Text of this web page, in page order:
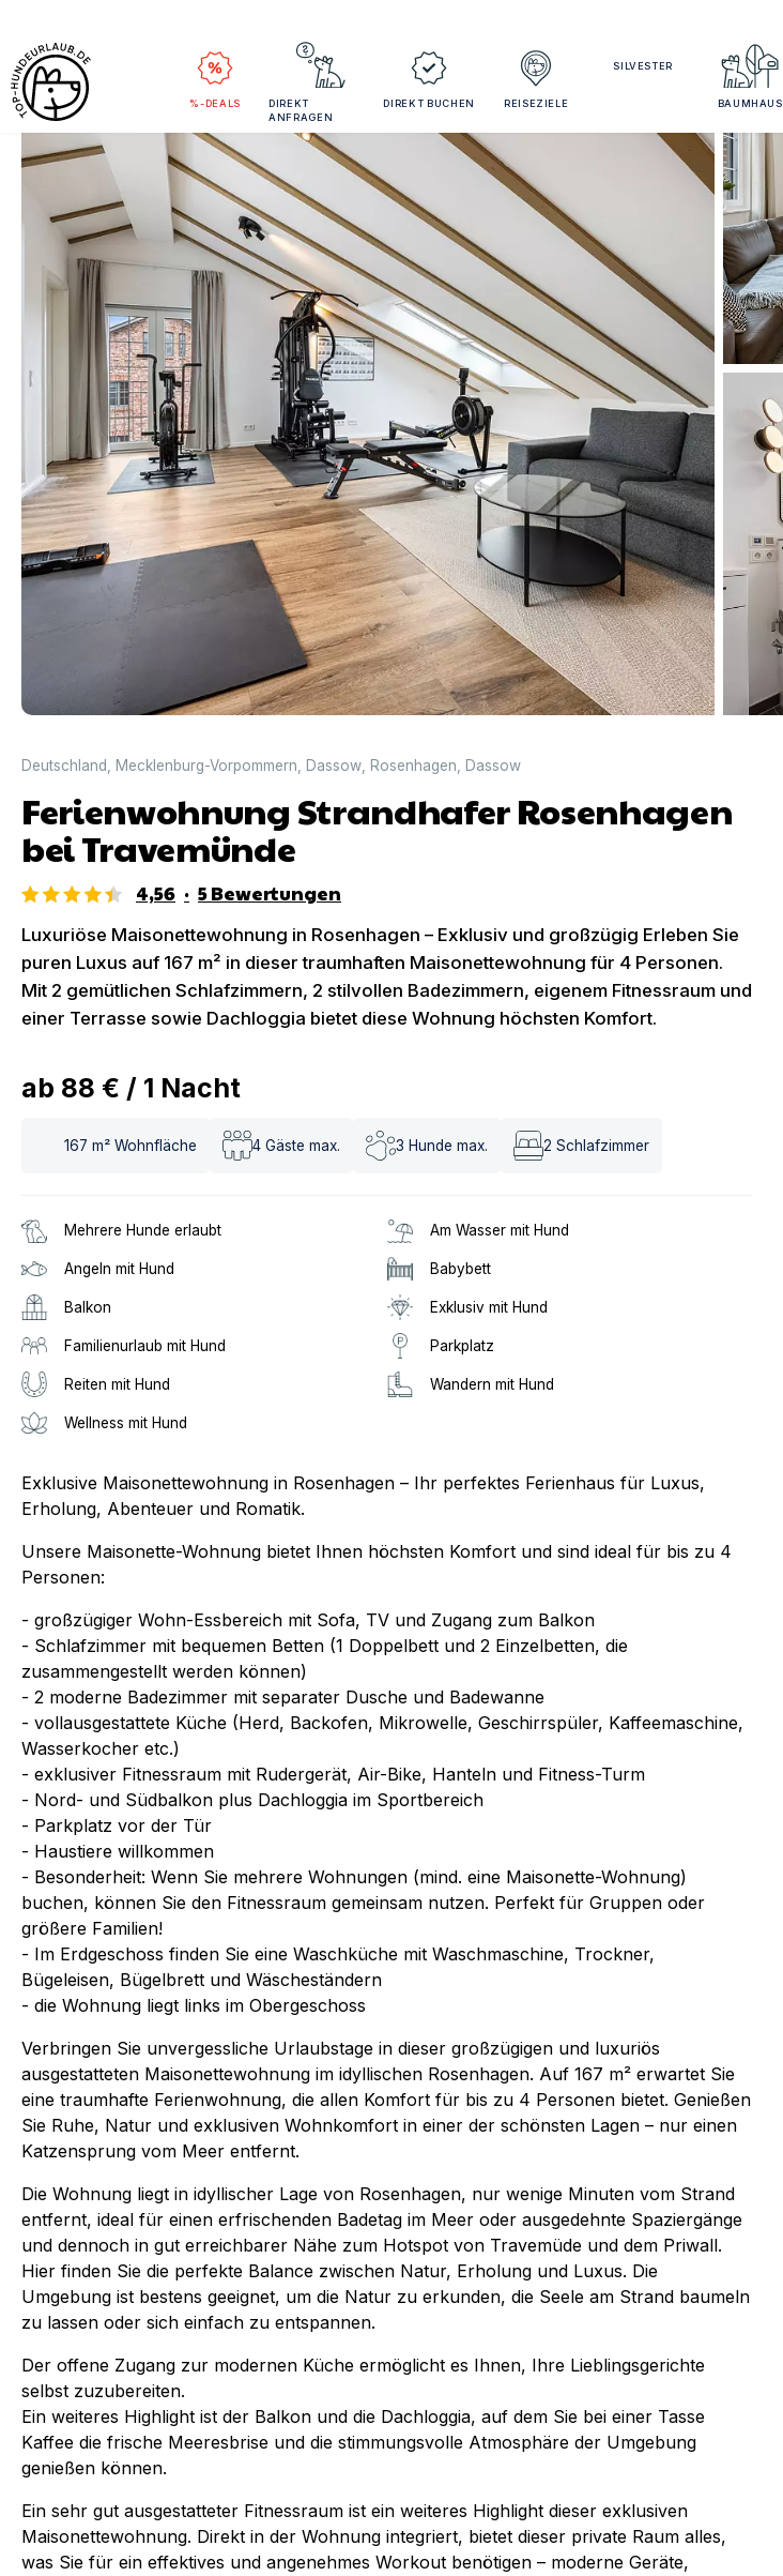
%-DEALS
DIREKT
ANFRAGEN
DIREKT BUCHEN REISEZIELE
SILVESTER
BAUMHAUS
Deutschland Mecklenburg-Vorpommern Dassow Rosenhagen Dassow
Ferienwohnung Strandhafer Rosenhagen
bei Travemünde
4,56 · 5Bewertungen
Luxuriöse Maisonettewohnung in Rosenhagen – Exklusiv und großzügig Erleben Sie
puren Luxus auf 167 m² in dieser traumhaften Maisonettewohnung für 4 Personen.
Mit 2 gemütlichen Schlafzimmern, 2 stilvollen Badezimmern, eigenem Fitnessraum und
einer Terrasse sowie Dachloggia bietet diese Wohnung höchsten Komfort.
ab 88 € / 1 Nacht
167 m² Wohnfläche 4 Gäste max. 3 Hunde max. 2 Schlafzimmer
Mehrere Hunde erlaubt Am Wasser mit Hund
Angeln mit Hund Babybett
Balkon Exklusiv mit Hund
Familienurlaub mit Hund Parkplatz
Reiten mit Hund Wandern mit Hund
Wellness mit Hund
Exklusive Maisonettewohnung in Rosenhagen – Ihr perfektes Ferienhaus für Luxus,
Erholung, Abenteuer und Romatik.
Unsere Maisonette-Wohnung bietet Ihnen höchsten Komfort und sind ideal für bis zu 4
Personen:
- großzügiger Wohn-Essbereich mit Sofa, TV und Zugang zum Balkon
- Schlafzimmer mit bequemen Betten (1 Doppelbett und 2 Einzelbetten, die
zusammengestellt werden können)
- 2 moderne Badezimmer mit separater Dusche und Badewanne
- vollausgestattete Küche (Herd, Backofen, Mikrowelle, Geschirrspüler, Kaffeemaschine,
Wasserkocher etc.)
- exklusiver Fitnessraum mit Rudergerät, Air-Bike, Hanteln und Fitness-Turm
- Nord- und Südbalkon plus Dachloggia im Sportbereich
- Parkplatz vor der Tür
- Haustiere willkommen
- Besonderheit: Wenn Sie mehrere Wohnungen (mind. eine Maisonette-Wohnung)
buchen, können Sie den Fitnessraum gemeinsam nutzen. Perfekt für Gruppen oder
größere Familien!
- Im Erdgeschoss finden Sie eine Waschküche mit Waschmaschine, Trockner,
Bügeleisen, Bügelbrett und Wäscheständern
- die Wohnung liegt links im Obergeschoss
Verbringen Sie unvergessliche Urlaubstage in dieser großzügigen und luxuriös
ausgestatteten Maisonettewohnung im idyllischen Rosenhagen. Auf 167 m² erwartet Sie
eine traumhafte Ferienwohnung, die allen Komfort für bis zu 4 Personen bietet. Genießen
Sie Ruhe, Natur und exklusiven Wohnkomfort in einer der schönsten Lagen – nur einen
Katzensprung vom Meer entfernt.
Die Wohnung liegt in idyllischer Lage von Rosenhagen, nur wenige Minuten vom Strand
entfernt, ideal für einen erfrischenden Badetag im Meer oder ausgedehnte Spaziergänge
und dennoch in gut erreichbarer Nähe zum Hotspot von Travemüde und dem Priwall.
Hier finden Sie die perfekte Balance zwischen Natur, Erholung und Luxus. Die
Umgebung ist bestens geeignet, um die Natur zu erkunden, die Seele am Strand baumeln
zu lassen oder sich einfach zu entspannen.
Der offene Zugang zur modernen Küche ermöglicht es Ihnen, Ihre Lieblingsgerichte
selbst zuzubereiten.
Ein weiteres Highlight ist der Balkon und die Dachloggia, auf dem Sie bei einer Tasse
Kaffee die frische Meeresbrise und die stimmungsvolle Atmosphäre der Umgebung
genießen können.
Ein sehr gut ausgestatteter Fitnessraum ist ein weiteres Highlight dieser exklusiven
Maisonettewohnung. Direkt in der Wohnung integriert, bietet dieser private Raum alles,
was Sie für ein effektives und angenehmes Workout benötigen – moderne Geräte,